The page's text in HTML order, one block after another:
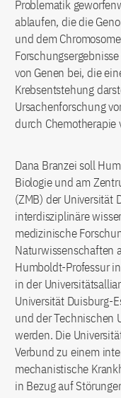
Problematik
ablaufen, die die
und dem
von Genen bei, die
Krebsentstehung
Ursachenforschung
durch Chemotherapie
Dana Branzei soll
Biologie und am
(ZMB) der Universität
interdisziplinäre
medizinische
Naturwissenschaften
Humboldt-Professur
in der
Universität Duisburg-
und der Technischen
werden. Die
Verbund zu einem
mechanistische
in Bezug auf